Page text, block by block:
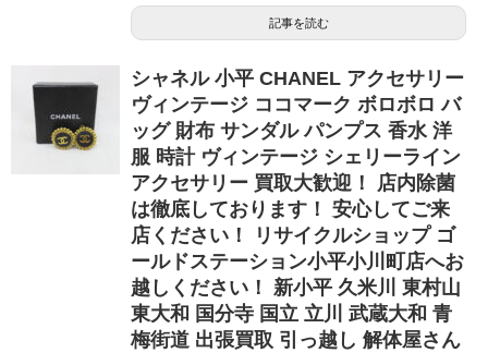
記事を読む
シャネル 小平 CHANEL アクセサリー
ヴィンテージ ココマーク ボロボロ バ
ッグ 財布 サンダル パンプス 香水 洋
服 時計 ヴィンテージ シェリーライン
アクセサリー 買取大歓迎！ 店内除菌
は徹底しております！ 安心してご来
店ください！ リサイクルショップ ゴ
ールドステーション小平小川町店へお
越しください！ 新小平 久米川 東村山
東大和 国分寺 国立 立川 武蔵大和 青
梅街道 出張買取 引っ越し 解体屋さん